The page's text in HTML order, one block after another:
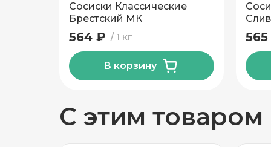
Сосиски Классические
Брестский МК
1 кг
564 ₽
В корзину
С этим
Частный дом
Подъезд